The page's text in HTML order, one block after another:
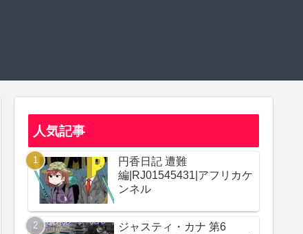
人気記事
円香日記 遭難
編|RJ01545431|アフリカケ
ンネル
ジャスティ・カナ 第6